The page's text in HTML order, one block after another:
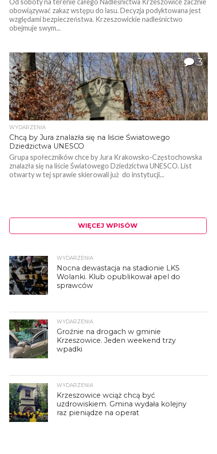
Od soboty na terenie całego Nadleśnictwa Krzeszowice zacznie
obowiązywać zakaz wstępu do lasu. Decyzja podyktowana jest
względami bezpieczeństwa. Krzeszowickie nadleśnictwo
obejmuje swym...
3
WYDARZENIA
Chcą by Jura znalazła się na liście Światowego
Dziedzictwa UNESCO
Grupa społeczników chce by Jura Krakowsko-Częstochowska
znalazła się na liście Światowego Dziedzictwa UNESCO. List
otwarty w tej sprawie skierowali już do instytucji...
WIĘCEJ WPISÓW
WYDARZENIA
Nocna dewastacja na stadionie LKS
Wolanki. Klub opublikował apel do
sprawców
WYDARZENIA
Groźnie na drogach w gminie
Krzeszowice. Jeden weekend trzy
wpadki
WYDARZENIA
Krzeszowice wciąż chcą być
uzdrowiskiem. Gmina wydała kolejny
raz pieniądze na operat